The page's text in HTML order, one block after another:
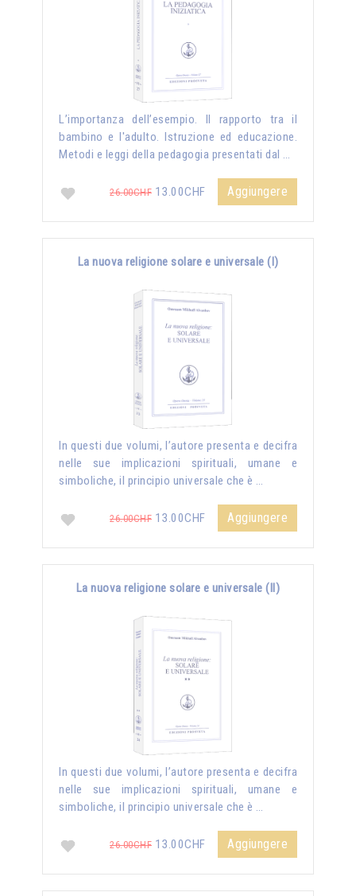
L’importanza dell’esempio. Il rapporto tra il
bambino e l'adulto. Istruzione ed educazione.
Metodi e leggi della pedagogia presentati dal …
26.00CHF 13.00CHF Aggiungere
La nuova religione solare e universale (I)
In questi due volumi, l’autore presenta e decifra
nelle sue implicazioni spirituali, umane e
simboliche, il principio universale che è …
26.00CHF 13.00CHF Aggiungere
La nuova religione solare e universale (II)
In questi due volumi, l’autore presenta e decifra
nelle sue implicazioni spirituali, umane e
simboliche, il principio universale che è …
26.00CHF 13.00CHF Aggiungere